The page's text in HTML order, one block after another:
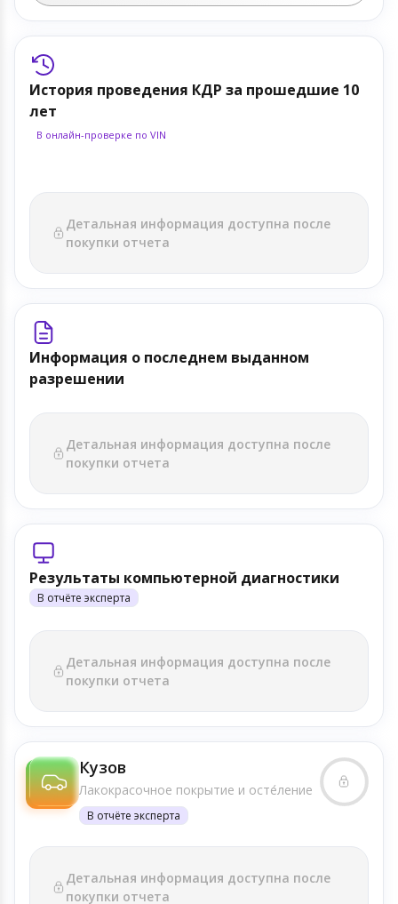
История проведения КДР за прошедшие 10
лет
В онлайн-проверке по VIN
Детальная информация доступна после
покупки отчета
Информация о последнем выданном
разрешении
Детальная информация доступна после
покупки отчета
Результаты компьютерной диагностики
В отчёте эксперта
Детальная информация доступна после
покупки отчета
Кузов
Лакокрасочное покрытие и осте́ление
В отчёте эксперта
Детальная информация доступна после
покупки отчета